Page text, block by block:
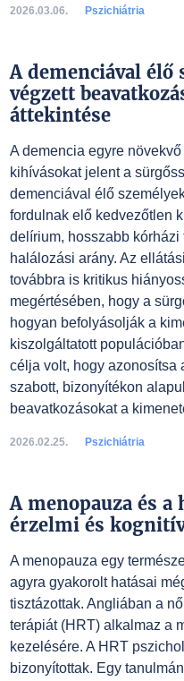
2026.03.06. Pszichiátria
A demenciával élő
végzett
áttekintése
A demencia egyre
kihívásokat jelent a
demenciával élő
fordulnak elő kedvezőtlen
delírium, hosszabb
halálozási arány. Az
továbbra is kritikus
megértésében, hogy a
hogyan befolyásolják a
kiszolgáltatott
célja volt, hogy azonosítsa
szabott, bizonyítékon
beavatkozásokat a
2026.02.25. Pszichiátria
A menopauza és
érzelmi és
A menopauza egy
agyra gyakorolt hatásai
tisztázottak. Angliában a
terápiát (HRT) alkalmaz a
kezelésére. A HRT
bizonyítottak. Egy